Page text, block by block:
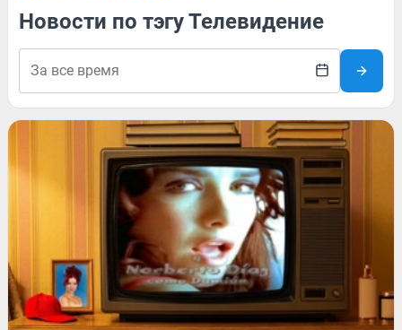
Новости по тэгу Телевидение